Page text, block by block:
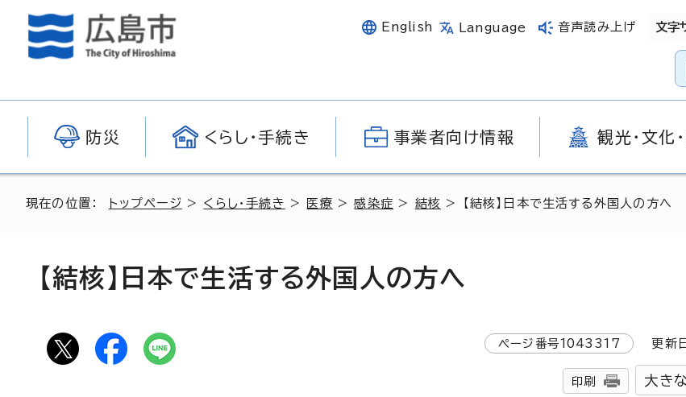
English Language 音声読み上げ 文字
防災 くらし・手続き 事業者向け情報 観光・文化
現在の位置： トップページ > くらし・手続き > 医療 >感染症 > 結核 > 【結核】日本で生活する外国人の方へ
【結核】日本で生活する外国人の方へ
ページ番号1043317 更新
印刷 大き